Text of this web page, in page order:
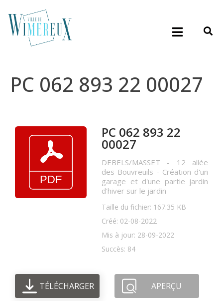
PC 062 893 22 00027
PC 062 893 22
00027
DEBELS/MASSET - 12 allée
des Bouvreuils - Création d'un
garage et d'une partie jardin
d'hiver sur le jardin
Taille du fichier: 167.35 KB
Créé: 02-08-2022
Mis à jour: 28-09-2022
Succès: 84
TÉLÉCHARGER APERÇU